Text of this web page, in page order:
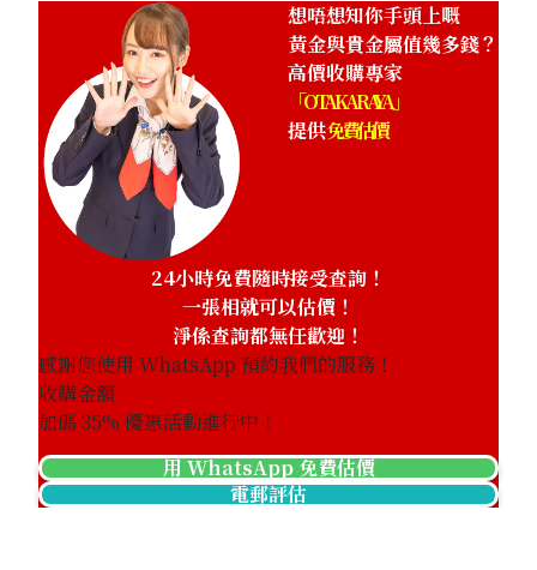
想唔想知你手頭上嘅
黃金與貴金屬值幾多錢？
高價收購專家
「OTAKARAYA」
提供免費估價
24小時免費隨時接受查詢！
一張相就可以估價！
淨係查詢都無任歡迎！
感謝您使用 WhatsApp 預約我們的服務！
收購金額
加碼35% 優惠活動進行中！
用 WhatsApp 免費估價
電郵評估